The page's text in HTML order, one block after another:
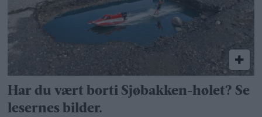
Har du vært borti Sjøbakken-hølet? Se
lesernes bilder.